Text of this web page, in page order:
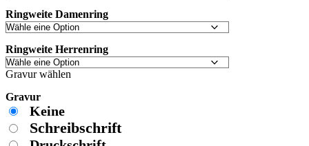
Ringweite Damenring
Ringweite Herrenring
Gravur wählen
Gravur
Keine
Schreibschrift